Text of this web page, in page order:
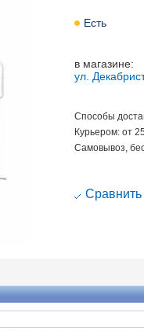
Есть
в магазине:
ул.
Способы
Курьером: от
Самовывоз,
Cравнить